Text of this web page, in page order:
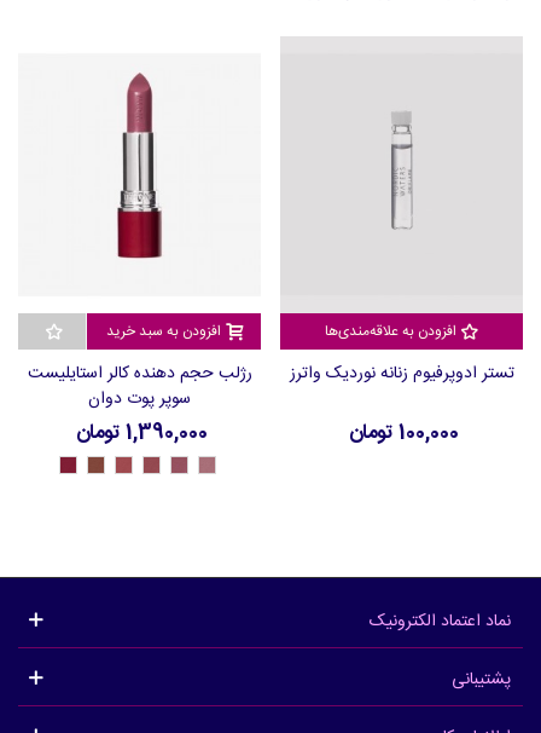
افزودن به علاقه‌مندی‌ها
تستر ادوپرفیوم زنانه نوردیک واترز
100,000 تومان
افزودن به سبد خرید
رژلب حجم دهنده کالر استایلیست
سوپر پوت دوان
1,390,000 تومان
43297
-
43298
-
43299
-
43300
-
43301
-
43302
-
نماد اعتماد الکترونیک
پشتیبانی